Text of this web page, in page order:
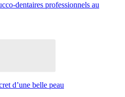
dentaires professionnels au
d’une belle peau